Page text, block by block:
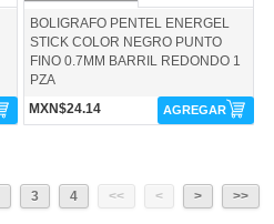
BOLIGRAFO PENTEL ENERGEL
STICK COLOR NEGRO PUNTO
FINO 0.7MM BARRIL REDONDO 1
PZA
MXN$24.14
AGREGAR
3 4 << < > >>